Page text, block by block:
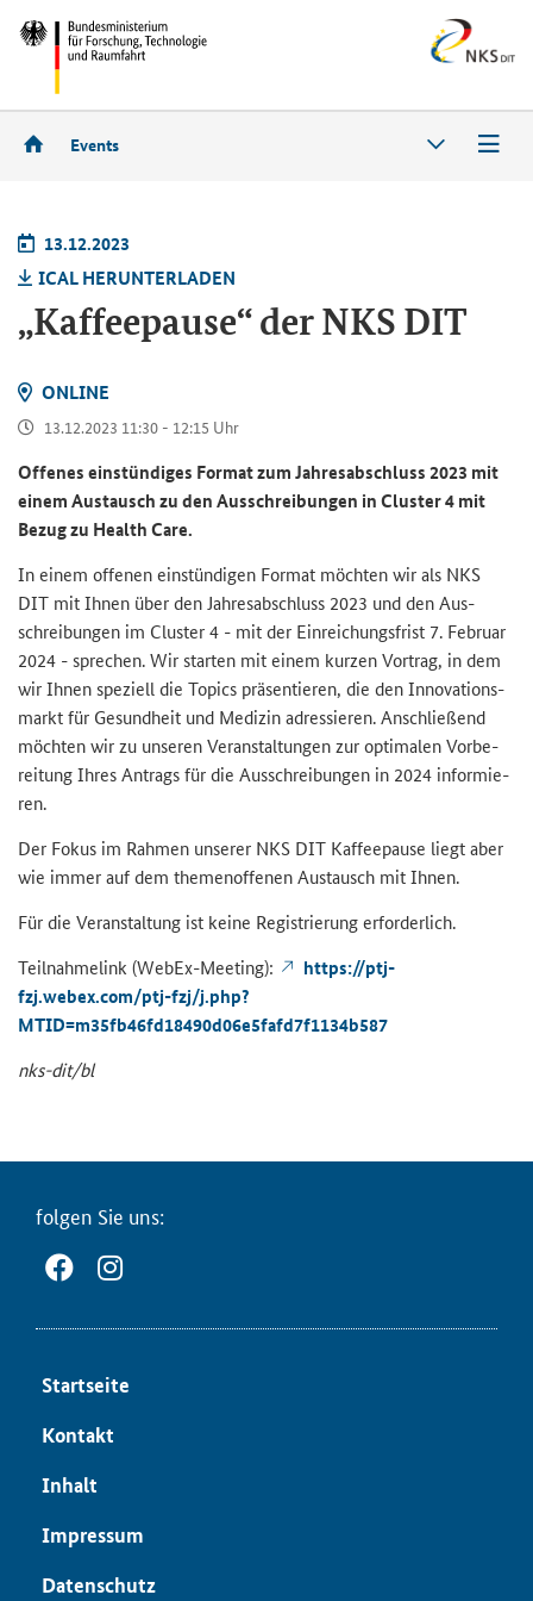
Events
13.12.2023
ICAL HER­UN­TER­LA­DEN
„Kaf­fee­pau­se“ der NKS DIT
ON­LINE
13.12.2023 11:30 - 12:15 Uhr
Of­fe­nes ein­stün­di­ges For­mat zum Jah­res­ab­schluss 2023 mit
einem Aus­tausch zu den Aus­schrei­bun­gen inCluster4 mit
Bezug zu Health Care.
In einem of­fe­nen ein­stün­di­gen For­mat möch­ten wir als NKS
DIT mit Ihnen über den Jah­res­ab­schluss 2023 und den Aus­
schrei­bun­gen im Cluster4 - mit der Ein­rei­chungs­frist 7. Fe­bru­ar
2024 - spre­chen. Wir star­ten mit einem kur­zen Vor­trag, in dem
wir Ihnen spe­zi­ell die Topics prä­sen­tie­ren, die den In­no­va­ti­ons­
markt für Ge­sund­heit und Me­di­zin adres­sie­ren. An­schlie­ßend
möch­ten wir zu un­se­ren Ver­an­stal­tun­gen zur op­ti­ma­len Vor­be­
rei­tung Ihres An­trags für die Aus­schrei­bun­gen in 2024 in­for­mie­
ren.
Der Fokus im Rah­men un­se­rer NKS DIT Kaf­fee­pau­se liegt aber
wie immer auf dem the­men­of­fe­nen Aus­tausch mit Ihnen.
Für die Ver­an­stal­tung ist keine Re­gis­trie­rung er­for­der­lich.
Teil­nah­me­link (WebEx-​Meeting):
https://ptj-​
fzj.webex.com/ptj-​fzj/j.php?
MTID=m35fb46fd18490d06e5fafd7f1134b587
nks-​dit/bl
fol­gen Sie uns:
Start­sei­te
Kon­takt
In­halt
Im­pres­sum
Da­ten­schutz